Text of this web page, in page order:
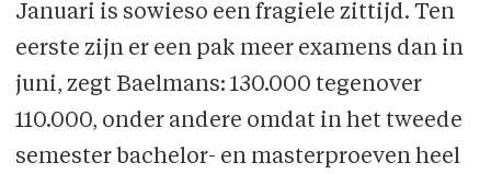
Januari is sowieso een fragiele zittijd. Ten
eerste zijn er een pak meer examens dan in
juni, zegt Baelmans: 130.000 tegenover
110.000, onder andere omdat in het tweede
semester bachelor- en masterproeven heel